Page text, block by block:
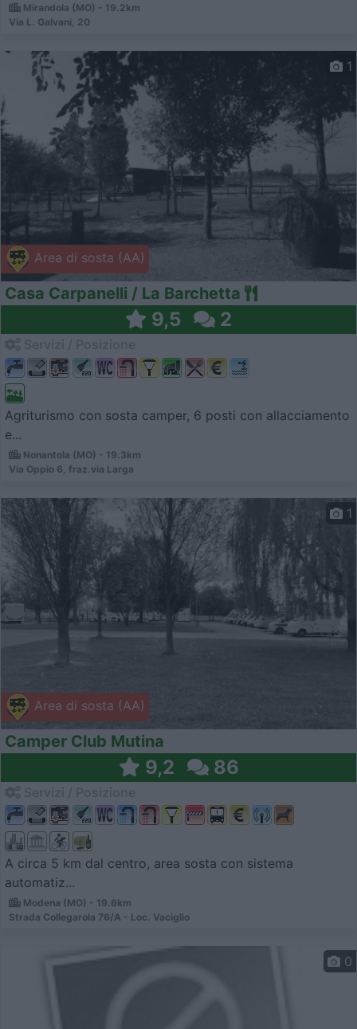
Mirandola (MO) - 19.2km
Via L. Galvani, 20
Area di sosta (AA)
1
Casa Carpanelli / La Barchetta
9,5 2
Agriturismo con sosta camper, 6 posti con allacciamento
e...
Nonantola (MO) - 19.3km
Via Oppio 6, fraz.via Larga
Area di sosta (AA)
1
Camper Club Mutina
9,2 86
A circa 5 km dal centro, area sosta con sistema
automatiz...
Modena (MO) - 19.6km
Strada Collegarola 76/A - Loc. Vaciglio
0